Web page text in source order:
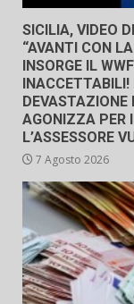
SICILIA, VIDEO
“AVANTI CON
INSORGE IL
DEVASTAZIONE
AGONIZZA PER
L’ASSESSORE
7 Agosto 2026